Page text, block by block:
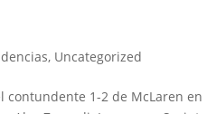
, Uncategorized
1-2 de McLaren